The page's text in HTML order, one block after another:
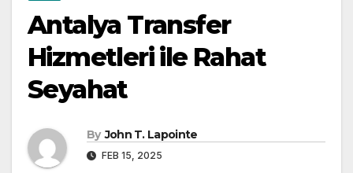
Antalya Transfer
Hizmetleri ile Rahat
Seyahat
By John T. Lapointe
FEB 15, 2025